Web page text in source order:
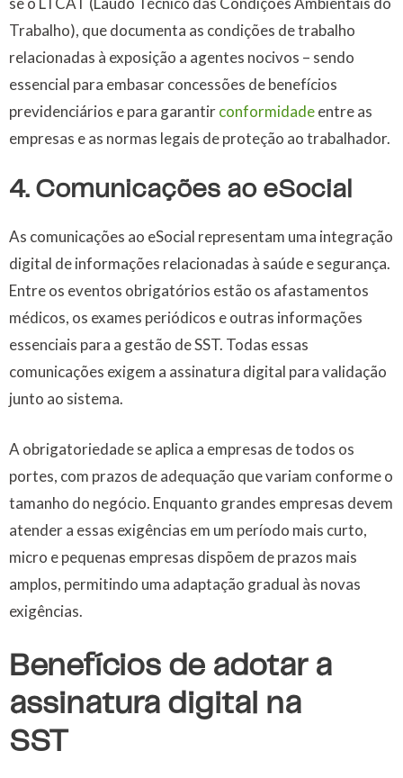
Trabalho), que documenta as condições de trabalho
relacionadas à exposição a agentes nocivos – sendo
essencial para embasar concessões de benefícios
previdenciários e para garantirconformidadeentre as
empresas e as normas legais de proteção ao trabalhador.
4. Comunicações ao eSocial
As comunicações ao eSocial representam uma integração
digital de informações relacionadas à saúde e segurança.
Entre os eventos obrigatórios estão os afastamentos
médicos, os exames periódicos e outras informações
essenciais para a gestão de SST. Todas essas
comunicações exigem a assinatura digital para validação
junto ao sistema.
A obrigatoriedade se aplica a empresas de todos os
portes, com prazos de adequação que variam conforme o
tamanho do negócio. Enquanto grandes empresas devem
atender a essas exigências em um período mais curto,
micro e pequenas empresas dispõem de prazos mais
amplos, permitindo uma adaptação gradual às novas
exigências.
Benefícios de adotar a
assinatura digital na
SST